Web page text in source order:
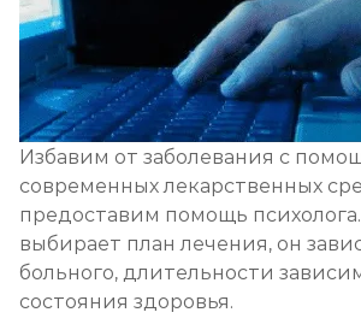
Избавим от заболевания с
современных лекарственных
предоставим помощь
выбирает план лечения, он
больного, длительности
состояния здоровья.